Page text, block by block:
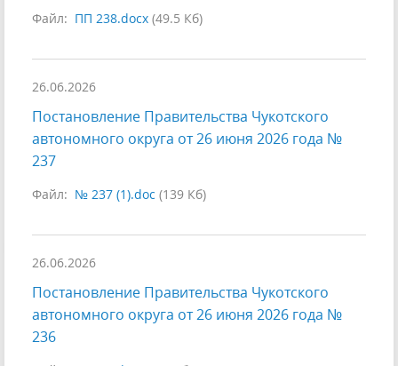
Файл: ПП 238.docx (49.5 Кб)
26.06.2026
Постановление Правительства Чукотского
автономного округа от 26 июня 2026 года №
237
Файл: № 237 (1).doc (139 Кб)
26.06.2026
Постановление Правительства Чукотского
автономного округа от 26 июня 2026 года №
236